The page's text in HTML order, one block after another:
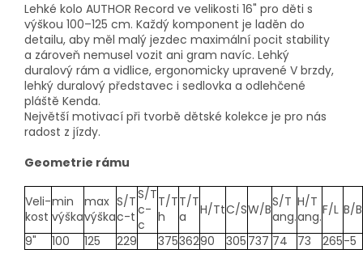
Lehké kolo AUTHOR Record ve velikosti 16" pro děti s
výškou 100–125 cm. Každý komponent je laděn do
detailu, aby měl malý jezdec maximální pocit stability
a zároveň nemusel vozit ani gram navíc. Lehký
duralový rám a vidlice, ergonomicky upravené V brzdy,
lehký duralový představec i sedlovka a odlehčené
pláště Kenda.
Největší motivací při tvorbě dětské kolekce je pro nás
radost z jízdy.
Geometrie rámu
Veli-
kost
min
výška
max
výška
S/T
c-t
S/T
c-
c
T/T
h
T/T
a
H/TtC/SW/BS/T
ang.
H/T
ang.F/L B/B
9"
100 125 229 37536290 305 737 74 73 265-5